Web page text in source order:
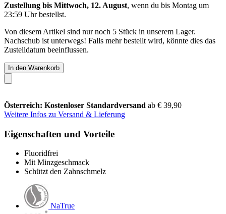
Zustellung bis Mittwoch, 12. August, wenn du bis Montag um
23:59 Uhrbestellst.
Von diesem Artikel sind nur noch 5 Stück in unserem Lager.
Nachschub ist unterwegs! Falls mehr bestellt wird, könnte dies das
Zustelldatum beeinflussen.
In den Warenkorb
Österreich: Kostenloser Standardversand ab € 39,90
Weitere Infos zu Versand & Lieferung
Eigenschaften und Vorteile
Fluoridfrei
Mit Minzgeschmack
Schützt den Zahnschmelz
NaTrue